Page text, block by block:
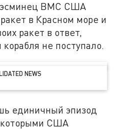
эсминец ВМС США
в Красном море и
ракет в ответ,
не поступало.
NEWS
единичный эпизод
которыми США